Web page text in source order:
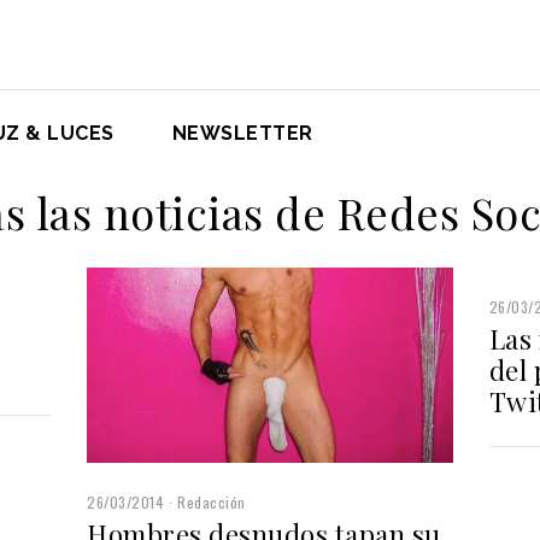
& LUCES NEWSLETTER
las noticias de Redes
26/03/2014 Redacción
26/03/
del